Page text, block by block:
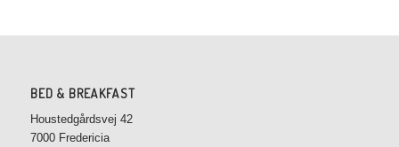
BED & BREAKFAST
Houstedgårdsvej 42
7000 Fredericia